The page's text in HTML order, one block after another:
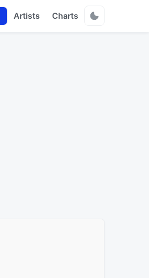
Artists Charts